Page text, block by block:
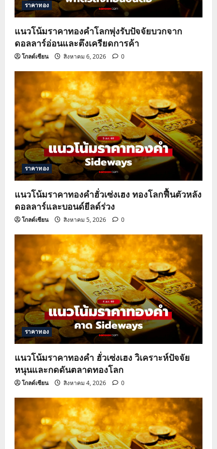
ราคาทอง
แนวโน้มราคาทองคำโลกพุ่งรับปัจจัยบวกจาก
ดอลลาร์อ่อนและตึงเครียดการค้า
โกลด์เซียน สิงหาคม 6, 2026 0
ราคาทอง
แนวโน้มราคาทองคำฮั่วเซ่งเฮง ทองโลกฟื้นตัวหลัง
ดอลลาร์และบอนด์ยีลด์ร่วง
โกลด์เซียน สิงหาคม 5, 2026 0
ราคาทอง
แนวโน้มราคาทองคำ ฮั่วเซ่งเฮง วิเคราะห์ปัจจัย
หนุนและกดดันตลาดทองโลก
โกลด์เซียน สิงหาคม 4, 2026 0